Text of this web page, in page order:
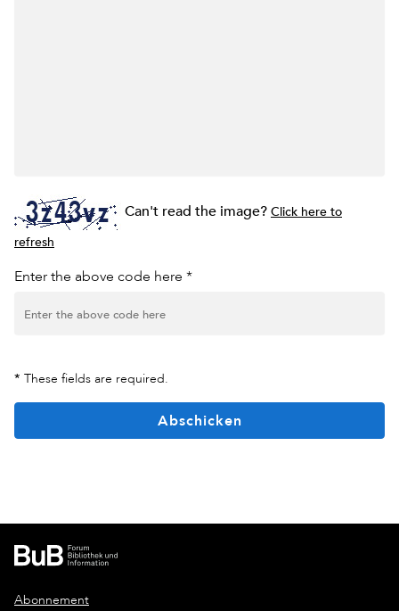
Can't read the image?Click here to
refresh
Enter the above code here *
* These fields are required.
Abschicken
Abonnement